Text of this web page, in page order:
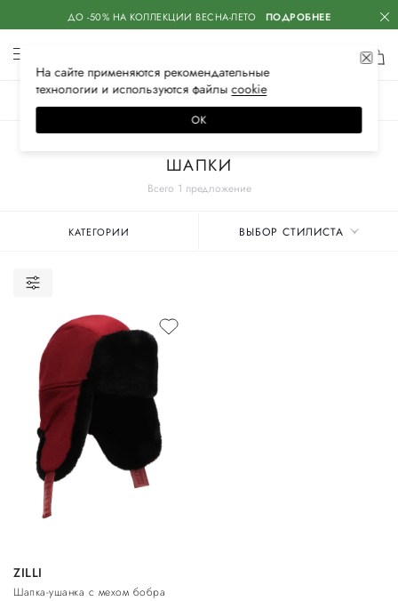
ДО -50% НА КОЛЛЕКЦИИ ВЕСНА-ЛЕТО ПОДРОБНЕЕ
Всего 1 предложение
ШАПКИ
КАТЕГОРИИ ВЫБОР СТИЛИСТА
ZILLI
Шапка-ушанка с мехом бобра
На сайте применяются рекомендательные
технологии и используются файлысооkiе
ОК